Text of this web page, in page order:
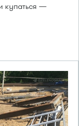
купаться —